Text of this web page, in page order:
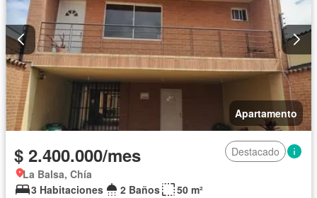
Apartamento
$ 2.400.000/mes
Destacado
La Balsa, Chía
3 Habitaciones
2 Baños
50 m²